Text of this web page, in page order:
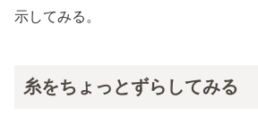
示してみる。
糸をちょっとずらしてみる